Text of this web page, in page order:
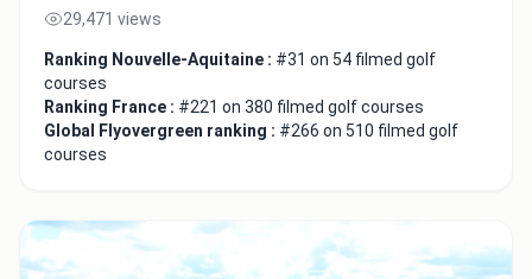
29,471 views
Ranking Nouvelle-Aquitaine : #31 on 54 filmed golf
courses
Ranking France : #221 on 380 filmed golf courses
Global Flyovergreen ranking : #266 on 510 filmed golf
courses